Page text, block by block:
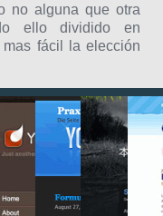
no alguna que otra
ello dividido en
fácil la elección